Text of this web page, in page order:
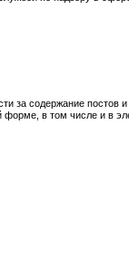
за содержание постов и
форме, в том числе и в